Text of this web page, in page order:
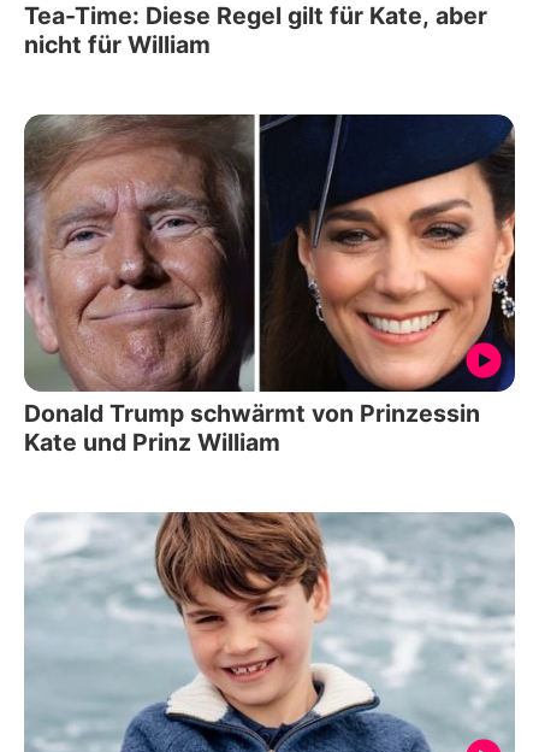
Tea-Time: Diese Regel gilt für Kate, aber
nicht für William
Donald Trump schwärmt von Prinzessin
Kate und Prinz William